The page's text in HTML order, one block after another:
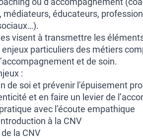
médiateurs, éducateurs,
visent à transmettre les
particuliers des métiers
et de soin.
:
de soi et prévenir l’épuisement
et en faire un levier de
avec l’écoute empathique
à la CNV
la CNV